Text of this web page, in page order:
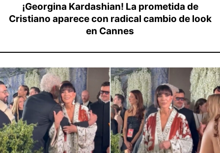
¡Georgina Kardashian! La prometida de
Cristiano aparece con radical cambio de look
en Cannes